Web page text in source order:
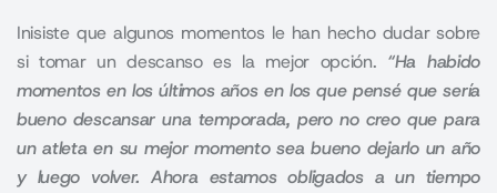
Inisiste que algunos momentos le han hecho dudar sobre
si tomar un descanso es la mejor opción. “Ha habido
momentos en los últimos años en los que pensé que sería
bueno descansar una temporada, pero no creo que para
un atleta en su mejor momento sea bueno dejarlo un año
y luego volver. Ahora estamos obligados a un tiempo